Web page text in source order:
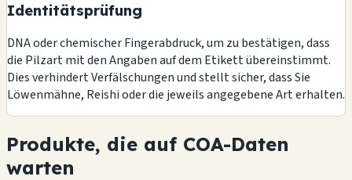
Identitätsprüfung
DNA oder chemischer Fingerabdruck, um zu bestätigen, dass
die Pilzart mit den Angaben auf dem Etikett übereinstimmt.
Dies verhindert Verfälschungen und stellt sicher, dass Sie
Löwenmähne, Reishi oder die jeweils angegebene Art erhalten.
Produkte, die auf COA-Daten
warten